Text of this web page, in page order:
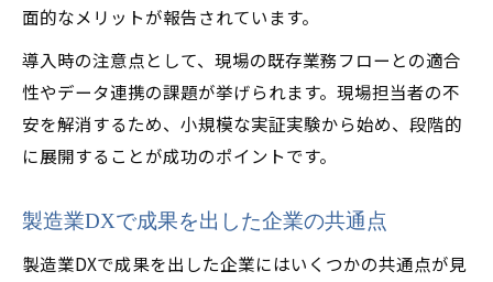
面的なメリットが報告されています。
導入時の注意点として、現場の既存業務フローとの適合
性やデータ連携の課題が挙げられます。現場担当者の不
安を解消するため、小規模な実証実験から始め、段階的
に展開することが成功のポイントです。
製造業DXで成果を出した企業の共通点
製造業DXで成果を出した企業にはいくつかの共通点が見